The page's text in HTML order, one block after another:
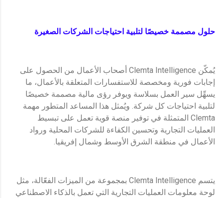
حلول مصممة خصيصًا لتلبية احتياجات الشركات الصغيرة
يُمكّن Clemta Intelligence أصحاب الأعمال من الحصول على
إجابات فورية ومخصصة للاستفسارات المتعلقة بالأعمال، ما
يسهِّل سير العمل بسلاسة ويوفر رؤى مالية مصممة خصيصًا
لتلبية احتياجات كل شركة. ويُمثل هذا المساعد المتطور مهمة
Clemta المتمثلة في توفير منصة قوية تعمل على تبسيط
العمليات التجارية وتحسين الكفاءة للشركات المحلية ورواد
الأعمال في منطقة الشرق الأوسط وشمال إفريقيا.
يتسم Clemta Intelligence بمجموعة من الميزات الفعّالة، مثل
لوحة معلومات العمليات التجارية التي تعمل بالذكاء الاصطناعي